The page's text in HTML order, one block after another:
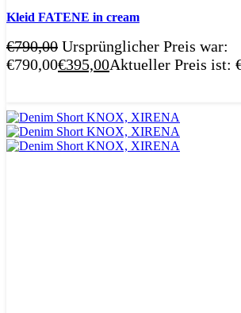
Kleid FATENE in cream
€790,00 Ursprünglicher Preis war:
€790,00€395,00Aktueller Preis ist: